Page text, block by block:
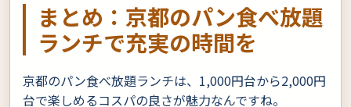
まとめ：京都のパン食べ放題
ランチで充実の時間を
京都のパン食べ放題ランチは、1,000円台から2,000円
台で楽しめるコスパの良さが魅力なんですね。